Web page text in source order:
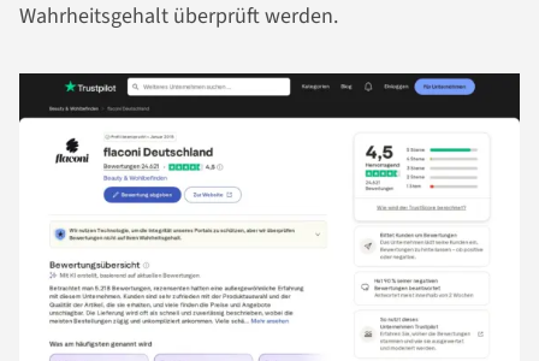
Wahrheitsgehalt überprüft werden.